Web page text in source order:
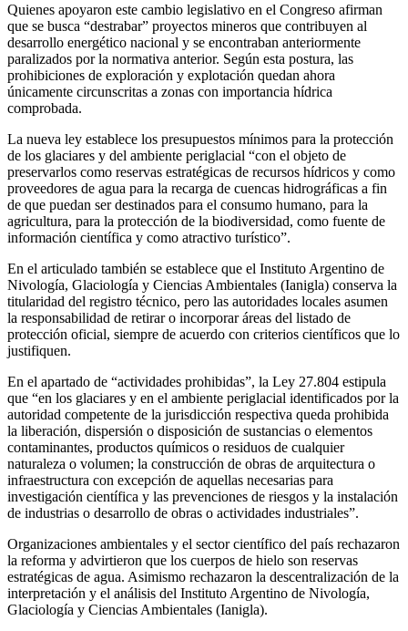
Quienes apoyaron este cambio legislativo en el Congreso afirman
que se busca “destrabar” proyectos mineros que contribuyen al
desarrollo energético nacional y se encontraban anteriormente
paralizados por la normativa anterior. Según esta postura, las
prohibiciones de exploración y explotación quedan ahora
únicamente circunscritas a zonas con importancia hídrica
comprobada.
La nueva ley establece los presupuestos mínimos para la protección
de los glaciares y del ambiente periglacial “con el objeto de
preservarlos como reservas estratégicas de recursos hídricos y como
proveedores de agua para la recarga de cuencas hidrográficas a fin
de que puedan ser destinados para el consumo humano, para la
agricultura, para la protección de la biodiversidad, como fuente de
información científica y como atractivo turístico”.
En el articulado también se establece que el Instituto Argentino de
Nivología, Glaciología y Ciencias Ambientales (Ianigla) conserva la
titularidad del registro técnico, pero las autoridades locales asumen
la responsabilidad de retirar o incorporar áreas del listado de
protección oficial, siempre de acuerdo con criterios científicos que lo
justifiquen.
En el apartado de “actividades prohibidas”, la Ley 27.804 estipula
que “en los glaciares y en el ambiente periglacial identificados por la
autoridad competente de la jurisdicción respectiva queda prohibida
la liberación, dispersión o disposición de sustancias o elementos
contaminantes, productos químicos o residuos de cualquier
naturaleza o volumen; la construcción de obras de arquitectura o
infraestructura con excepción de aquellas necesarias para
investigación científica y las prevenciones de riesgos y la instalación
de industrias o desarrollo de obras o actividades industriales”.
Organizaciones ambientales y el sector científico del país rechazaron
la reforma y advirtieron que los cuerpos de hielo son reservas
estratégicas de agua. Asimismo rechazaron la descentralización de la
interpretación y el análisis del Instituto Argentino de Nivología,
Glaciología y Ciencias Ambientales (Ianigla).